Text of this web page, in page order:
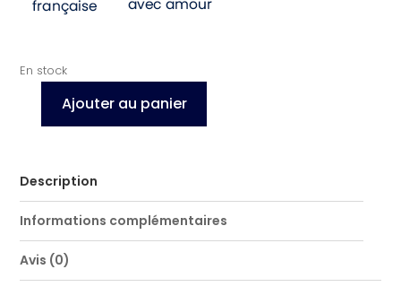
En stock
quantitéAjouter au panier
Description
Informations complémentaires
Avis (0)